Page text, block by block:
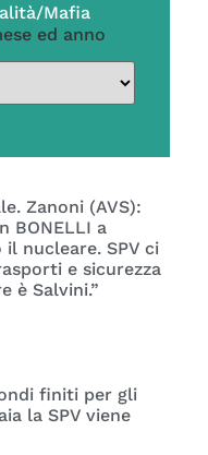
Mafia
ed anno
Zanoni (AVS):
BONELLI a
nucleare. SPV ci
e sicurezza
è Salvini.”
finiti per gli
la SPV viene